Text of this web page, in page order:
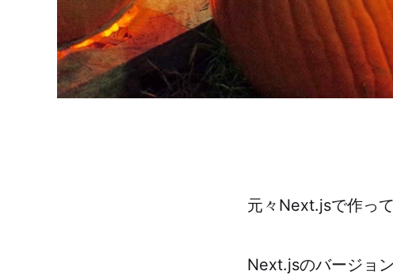
元々Next.jsで作っ
Next.jsのバージョ